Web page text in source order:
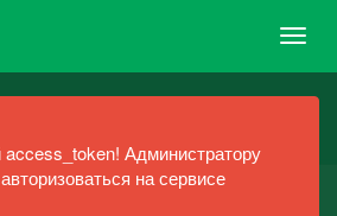
Администратору
на сервисе